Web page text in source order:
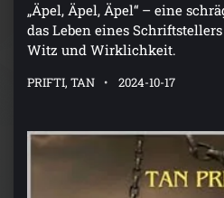
„Äpel, Äpel, Äpel“ – eine
das Leben eines
Witz und Wirklichkeit.
PRIFTI, TAN 2024-10-17